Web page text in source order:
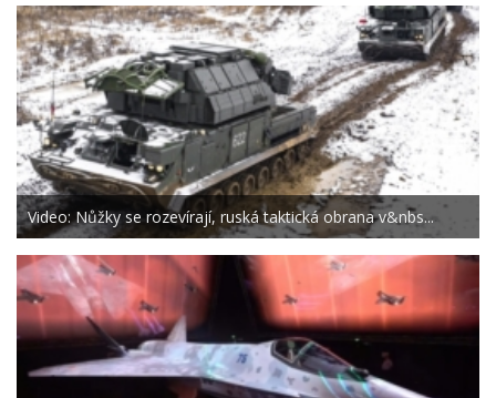
Video: Nůžky se rozevírají, ruská taktická obrana v&nbs...